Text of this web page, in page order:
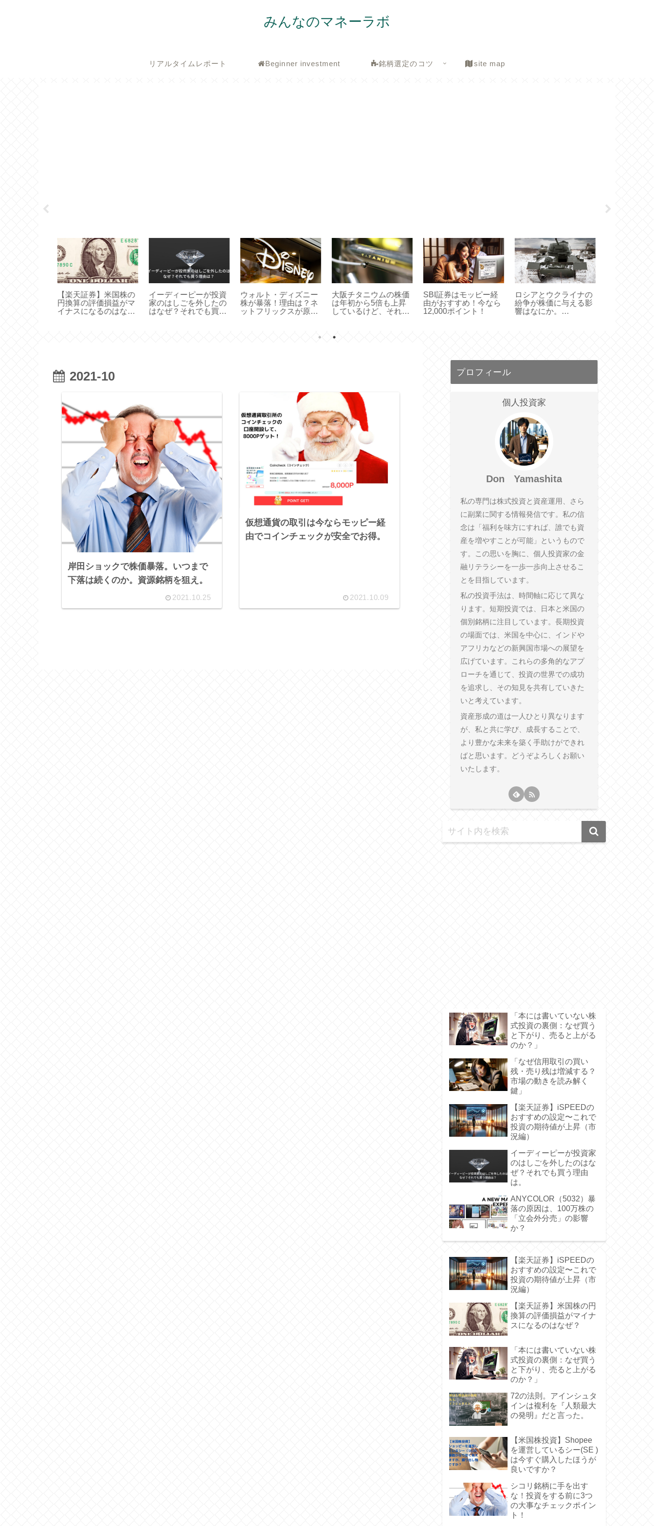
みんなのマネーラボ
リアルタイムレポート Beginner investment 銘柄選定のコツ site map
イーディーピーが投資
家のはしごを外したの
はなぜ？それでも買う
ウォルト・ディズニー
株が暴落！理由は？ネ
ットフリックスが原
大阪チタニウムの株価
は年初から5倍も上昇
しているけど、それで
SBI証券はモッピー経
由がおすすめ！今なら
12,000ポイント！
ロシアとウクライナの
紛争が株価に与える影
響はなにか。
シコリ銘柄に手を出す
な！投資をする前に3
つの大事なチェックポ
2021-10
岸田ショックで株価暴落。いつまで
下落は続くのか。資源銘柄を狙え。
2021.10.25
仮想通貨の取引は今ならモッピー経
由でコインチェックが安全でお得。
2021.10.09
プロフィール
個人投資家
Don Yamashita
私の専門は株式投資と資産運用、さら
に副業に関する情報発信です。私の信
念は「福利を味方にすれば、誰でも資
産を増やすことが可能」というもので
す。この思いを胸に、個人投資家の金
融リテラシーを一歩一歩向上させるこ
とを目指しています。
私の投資手法は、時間軸に応じて異な
ります。短期投資では、日本と米国の
個別銘柄に注目しています。長期投資
の場面では、米国を中心に、インドや
アフリカなどの新興国市場への展望を
広げています。これらの多角的なアプ
ローチを通じて、投資の世界での成功
を追求し、その知見を共有していきた
いと考えています。
資産形成の道は一人ひとり異なります
が、私と共に学び、成長することで、
より豊かな未来を築く手助けができれ
ばと思います。どうぞよろしくお願い
いたします。
「本には書いていない株
式投資の裏側：なぜ買う
と下がり、売ると上がる
のか？」
「なぜ信用取引の買い
残・売り残は増減する？
市場の動きを読み解く
鍵」
【楽天証券】iSPEEDの
おすすめの設定〜これで
投資の期待値が上昇（市
況編）
イーディーピーが投資家
のはしごを外したのはな
ぜ？それでも買う理由
は。
ANYCOLOR（5032）暴
落の原因は、100万株の
「立会外分売」の影響
か？
【楽天証券】iSPEEDの
おすすめの設定〜これで
投資の期待値が上昇（市
況編）
【楽天証券】米国株の円
換算の評価損益がマイナ
スになるのはなぜ？
「本には書いていない株
式投資の裏側：なぜ買う
と下がり、売ると上がる
のか？」
72の法則。アインシュタ
インは複利を『人類最大
の発明』だと言った。
【米国株投資】Shopee
を運営しているシー(SE )
は今すぐ購入したほうが
良いですか？
シコリ銘柄に手を出す
な！投資をする前に3つ
の大事なチェックポイン
ト！